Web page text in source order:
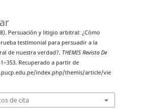
Persuación y litigio arbitral: ¿Cómo
testimonial para persuadir a la
de nuestra verdad?. THEMIS Revista De
Recuperado a partir de
index.php/themis/article/vie
de cita